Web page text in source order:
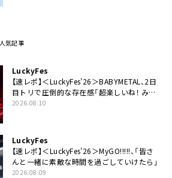
人気記事
LuckyFes
【速レポ】＜LuckyFes’26＞BABYMETAL、2日
目トリで圧倒的な存在感「超楽しいね！ みん
なありがとう！」
2026.08.10
LuckyFes
【速レポ】＜LuckyFes’26＞MyGO!!!!!、「皆さ
んと一緒に素敵な時間を過ごしていけたら」
2026.08.09